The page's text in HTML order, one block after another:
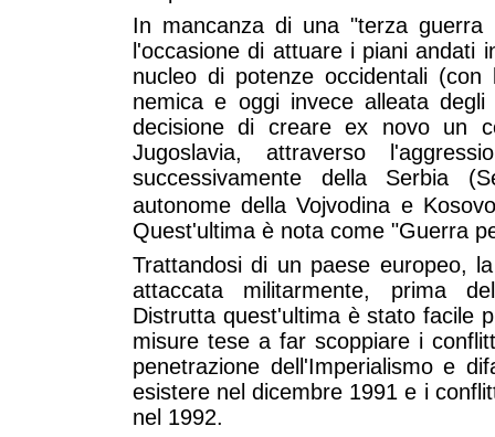
In mancanza di una "terza guerra
l'occasione di attuare i piani andati
nucleo di potenze occidentali
nemica e oggi invece alleata
decisione di creare ex novo un
Jugoslavia, attraverso
successivamente della Serbia
autonome della Vojvodina e
Quest'ultima è nota come "Guerra
Trattandosi di un paese europeo,
attaccata militarmente, prima
Distrutta quest'ultima è stato facile
misure tese a far scoppiare i
penetrazione dell'Imperialismo e
esistere nel dicembre 1991 e i
nel 1992.